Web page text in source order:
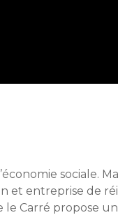
sociale.
et entreprise de
le Carré propose